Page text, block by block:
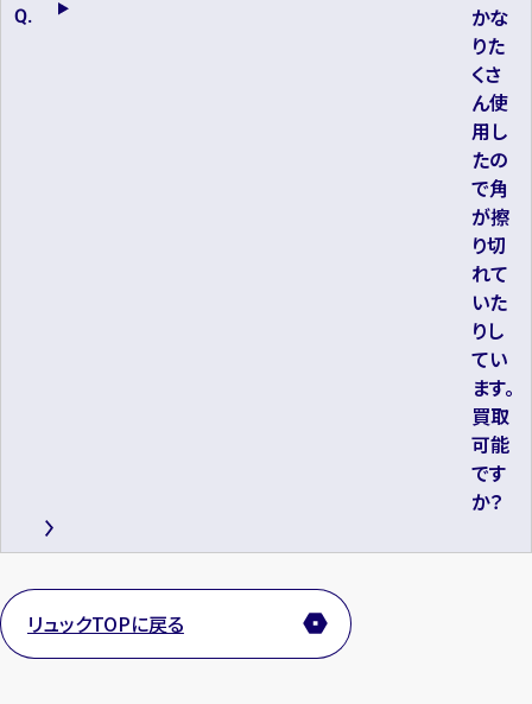
かな
りた
くさ
ん使
用し
たの
で角
が擦
り切
れて
いた
りし
てい
ます。
買取
可能
です
か？
リュックTOPに戻る